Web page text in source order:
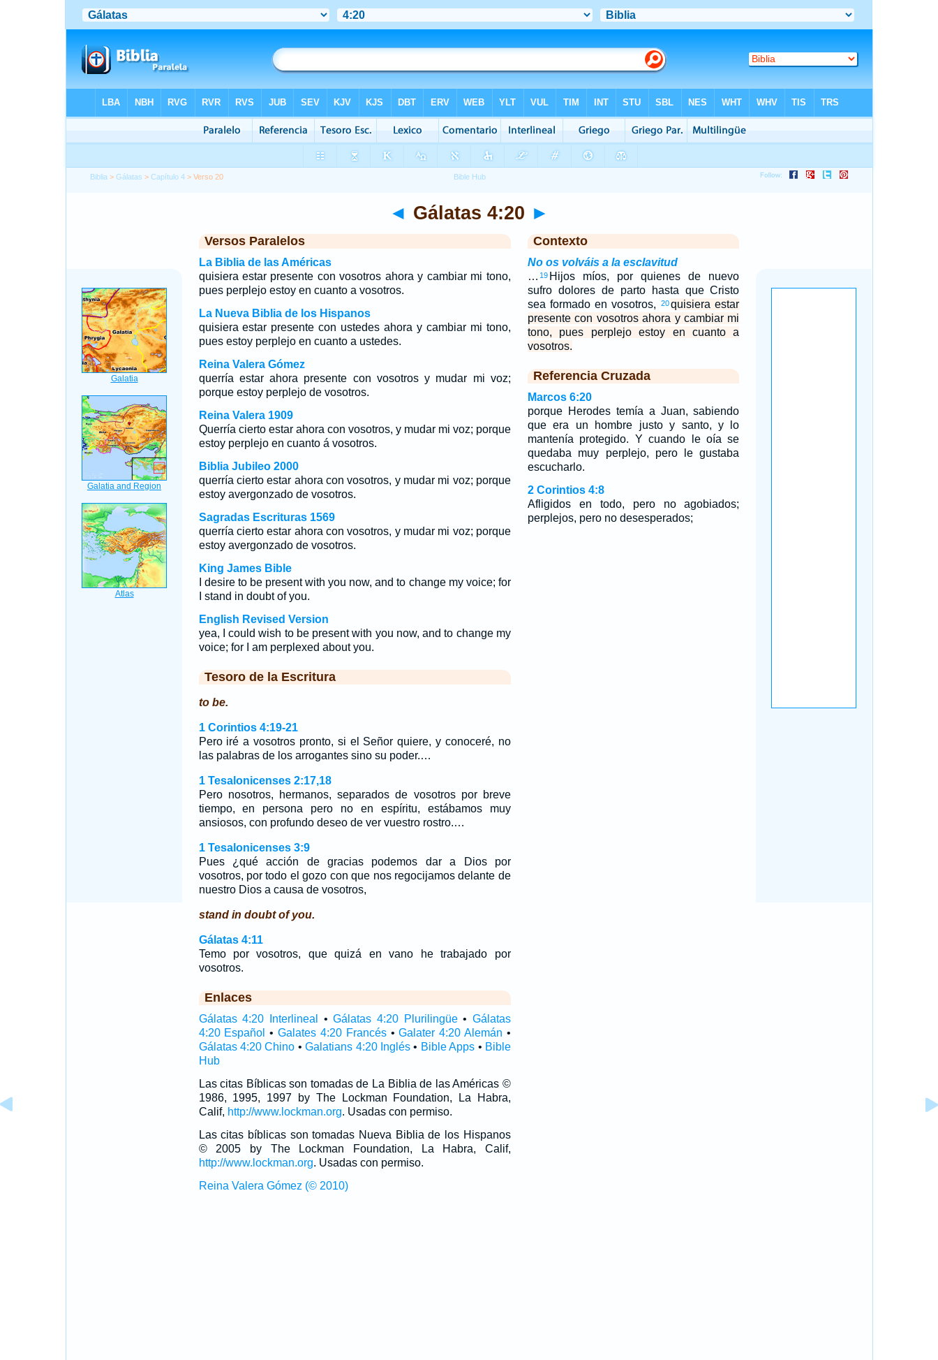
Biblia >Gálatas >Capítulo 4 > Verso 20
◄ Gálatas 4:20 ►
Versos Paralelos
La Biblia de las Américas
quisiera estar presente con vosotros ahora y cambiar mi tono,
pues perplejo estoy en cuanto a vosotros.
La Nueva Biblia de los Hispanos
quisiera estar presente con ustedes ahora y cambiar mi tono,
pues estoy perplejo en cuanto a ustedes.
Reina Valera Gómez
querría estar ahora presente con vosotros y mudar mi voz;
porque estoy perplejo de vosotros.
Reina Valera 1909
Querría cierto estar ahora con vosotros, y mudar mi voz; porque
estoy perplejo en cuanto á vosotros.
Biblia Jubileo 2000
querría cierto estar ahora con vosotros, y mudar mi voz; porque
estoy avergonzado de vosotros.
Sagradas Escrituras 1569
querría cierto estar ahora con vosotros, y mudar mi voz; porque
estoy avergonzado de vosotros.
King James Bible
I desire to be present with you now, and to change my voice; for
I stand in doubt of you.
English Revised Version
yea, I could wish to be present with you now, and to change my
voice; for I am perplexed about you.
Tesoro de la Escritura
to be.
1 Corintios 4:19-21
Pero iré a vosotros pronto, si el Señor quiere, y conoceré, no
las palabras de los arrogantes sino su poder.…
1 Tesalonicenses 2:17,18
Pero nosotros, hermanos, separados de vosotros por breve
tiempo, en persona pero no en espíritu, estábamos muy
ansiosos, con profundo deseo de ver vuestro rostro.…
1 Tesalonicenses 3:9
Pues ¿qué acción de gracias podemos dar a Dios por
vosotros, por todo el gozo con que nos regocijamos delante de
nuestro Dios a causa de vosotros,
stand in doubt of you.
Gálatas 4:11
Temo por vosotros, que quizá en vano he trabajado por
vosotros.
Enlaces
Gálatas 4:20 Interlineal •Gálatas 4:20 Plurilingüe• Gálatas
4:20 Español •Galates 4:20 Francés•Galater 4:20 Alemán •
Gálatas 4:20 Chino •Galatians 4:20 Inglés• Bible Apps • Bible
Hub
Las citas Bíblicas son tomadas de La Biblia de las Américas ©
1986, 1995, 1997 by The Lockman Foundation, La Habra,
Calif, http://www.lockman.org. Usadas con permiso.
Las citas bíblicas son tomadas Nueva Biblia de los Hispanos
© 2005 by The Lockman Foundation, La Habra, Calif,
http://www.lockman.org. Usadas con permiso.
Reina Valera Gómez (© 2010)
Contexto
No os volváis a la esclavitud
… 19 Hijos míos, por quienes de nuevo
sufro dolores de parto hasta que Cristo
sea formado en vosotros,
20quisiera estar
presente con vosotros ahora y cambiar mi
tono, pues perplejo estoy en cuanto a
vosotros.
Referencia Cruzada
Marcos 6:20
porque Herodes temía a Juan, sabiendo
que era un hombre justo y santo, y lo
mantenía protegido. Y cuando le oía se
quedaba muy perplejo, pero le gustaba
escucharlo.
2 Corintios 4:8
Afligidos en todo, pero no agobiados;
perplejos, pero no desesperados;